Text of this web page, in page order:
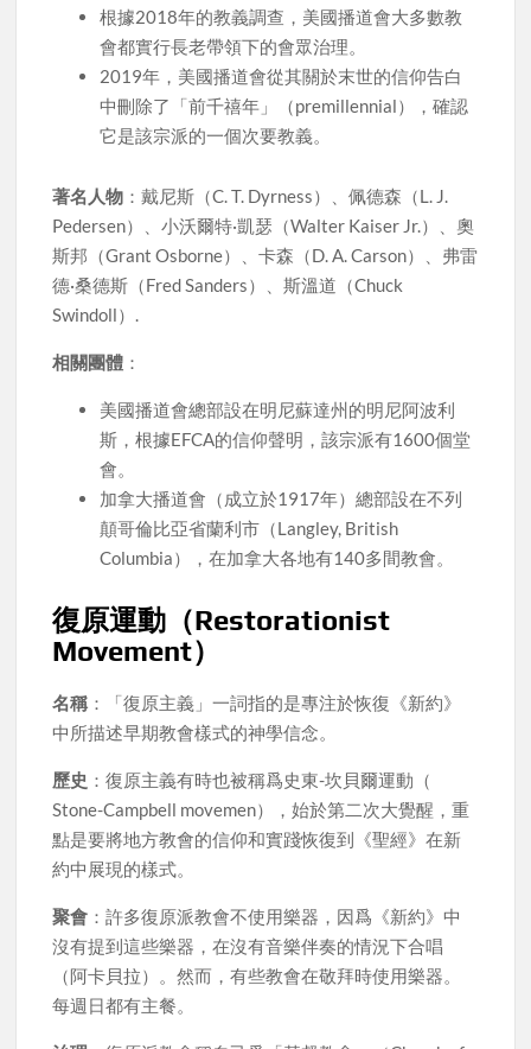
根據2018年的教義調查，美國播道會大多數教
會都實行長老帶領下的會眾治理。
2019年，美國播道會從其關於末世的信仰告白
中刪除了「前千禧年」（premillennial），確認
它是該宗派的一個次要教義。
著名人物 ：戴尼斯（C. T. Dyrness）、佩德森（L. J.
Pedersen）、小沃爾特·凱瑟（Walter Kaiser Jr.）、奧
斯邦（Grant Osborne）、卡森（D. A. Carson）、弗雷
德·桑德斯（Fred Sanders）、斯溫道（Chuck
Swindoll）.
相關團體 ：
美國播道會總部設在明尼蘇達州的明尼阿波利
斯，根據EFCA的信仰聲明，該宗派有1600個堂
會。
加拿大播道會（成立於1917年）總部設在不列
顛哥倫比亞省蘭利市（Langley, British
Columbia），在加拿大各地有140多間教會。
復原運動（Restorationist
Movement）
名稱 ：「復原主義」一詞指的是專注於恢復《新約》
中所描述早期教會樣式的神學信念。
歷史 ：復原主義有時也被稱爲史東-坎貝爾運動（
Stone-Campbell movemen），始於第二次大覺醒，重
點是要將地方教會的信仰和實踐恢復到《聖經》在新
約中展現的樣式。
聚會 ：許多復原派教會不使用樂器，因爲《新約》中
沒有提到這些樂器，在沒有音樂伴奏的情況下合唱
（阿卡貝拉）。然而，有些教會在敬拜時使用樂器。
每週日都有主餐。